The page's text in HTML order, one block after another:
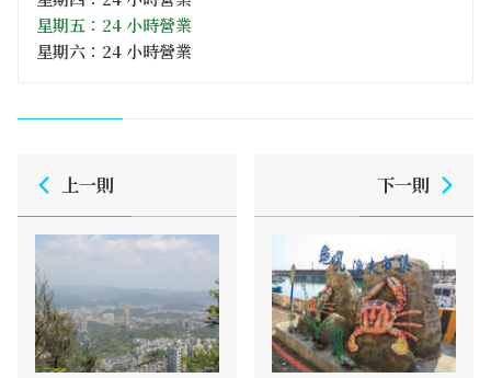
星期五：24 小時營業
星期六：24 小時營業
上一則 下一則